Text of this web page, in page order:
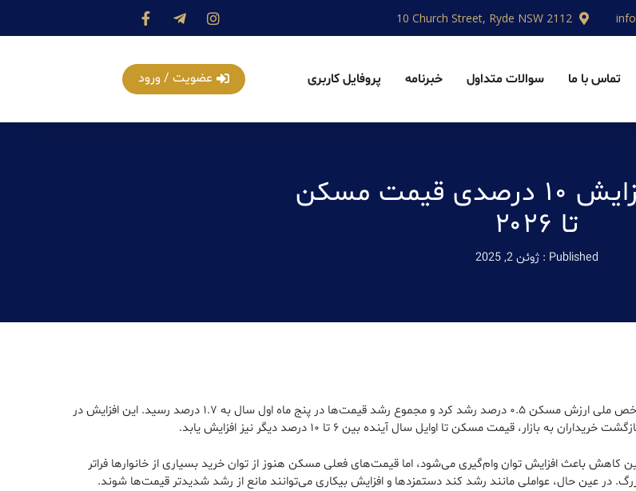
10 Church Street, Ryde NSW 2112
تماس با ما سوالات متداول خبرنامه پروفایل کاربری عضویت / ورود
پیش‌بینی افزایش ۱۰ درصدی قیمت مسکن
تا ۲۰۲۶
Published : ژوئن 2, 2025
در ماه مه، قیمت خانه‌ها در سراسر استرالیا افزایش یافت. طبق داده‌های جدید، شاخص ملی ارزش مسکن ۰.۵ درصد رشد کرد و مجموع رشد قیمت‌ها در پنج ماه اول سال به ۱.۷ درصد رسید. این افزایش در
قیمت مسکن تا اوایل سال آینده بین ۶ تا ۱۰ درصد دیگر نیز افزایش یابد.
باعث افزایش توان وام‌گیری می‌شود، اما قیمت‌های فعلی مسکن هنوز از توان خرید بسیاری از خانوارها فراتر
در عین حال، عواملی مانند رشد کند دستمزدها و افزایش بیکاری می‌توانند مانع از رشد شدیدتر قیمت‌ها شوند.